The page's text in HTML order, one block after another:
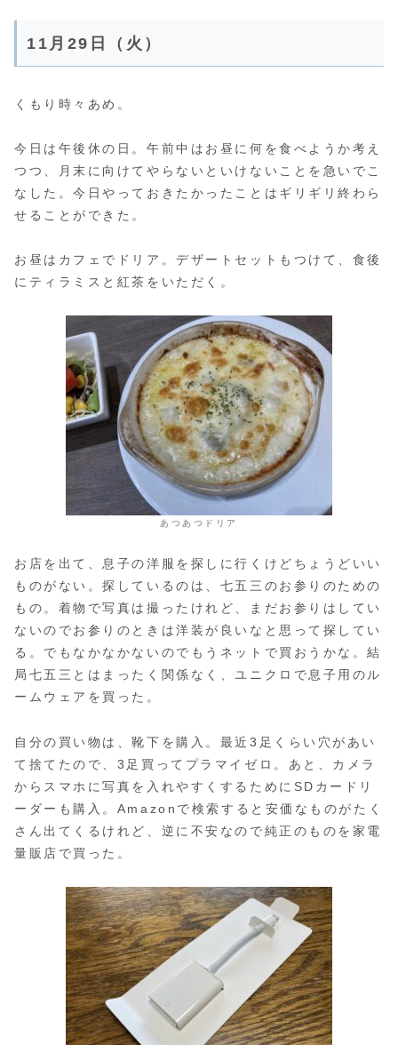
11月29日（火）
くもり時々あめ。
今日は午後休の日。午前中はお昼に何を食べようか考え
つつ、月末に向けてやらないといけないことを急いでこ
なした。今日やっておきたかったことはギリギリ終わら
せることができた。
お昼はカフェでドリア。デザートセットもつけて、食後
にティラミスと紅茶をいただく。
あつあつドリア
お店を出て、息子の洋服を探しに行くけどちょうどいい
ものがない。探しているのは、七五三のお参りのための
もの。着物で写真は撮ったけれど、まだお参りはしてい
ないのでお参りのときは洋装が良いなと思って探してい
る。でもなかなかないのでもうネットで買おうかな。結
局七五三とはまったく関係なく、ユニクロで息子用のル
ームウェアを買った。
自分の買い物は、靴下を購入。最近3足くらい穴があい
て捨てたので、3足買ってプラマイゼロ。あと、カメラ
からスマホに写真を入れやすくするためにSDカードリ
ーダーも購入。Amazonで検索すると安価なものがたく
さん出てくるけれど、逆に不安なので純正のものを家電
量販店で買った。